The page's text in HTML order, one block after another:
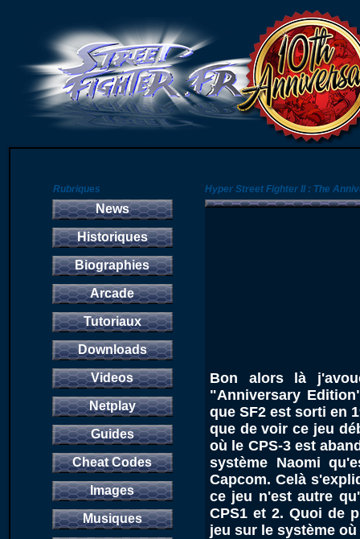
Rubriques
News
Historiques
Biographies
Arcade
Tutoriaux
Downloads
Videos
Netplay
Guides
Cheat Codes
Images
Musiques
Hyper Street Fighter II : The
Bon alors là
"Anniversary
que SF2 est sorti en
que de voir ce jeu
où le CPS-3 est
système Naomi
Capcom. Celà
ce jeu n'est autre
CPS1 et 2. Quoi de
jeu sur le système